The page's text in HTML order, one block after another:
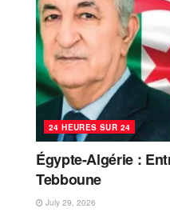
24 HEURES SUR 24
Égypte-Algérie :
Tebboune
July 29, 2026